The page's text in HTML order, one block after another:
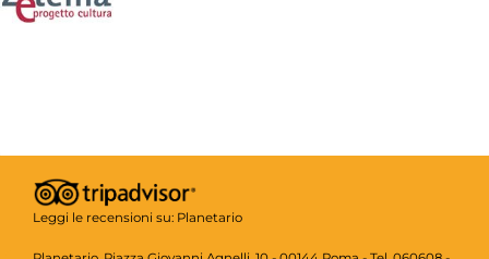
Leggi le recensioni su: Planetario